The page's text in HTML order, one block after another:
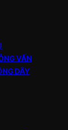
VẤN
DÂY